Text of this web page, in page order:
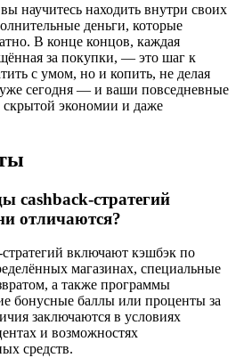
научитесь находить внутри своих
деньги, которые
В конце концов, каждая
за покупки, — это шаг к
с умом, но и копить, не делая
сегодня — и ваши повседневные
скрытой экономии и даже
cashback-стратегий
отличаются?
включают кэшбэк по
магазинах, специальные
а также программы
бонусные баллы или проценты за
заключаются в условиях
и возможностях
средств.